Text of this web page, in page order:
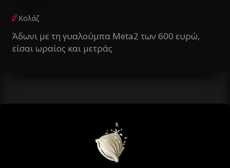
Κολάζ
Άδωνι με τη γυαλούμπα Meta2 των 600 ευρώ,
είσαι ωραίος και μετράς